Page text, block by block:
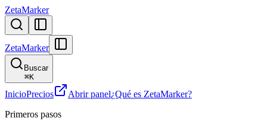
ZetaMarker
ZetaMarker
Buscar
⌘K
InicioPrecios Abrir panel¿Qué es ZetaMarker?
Primeros pasos